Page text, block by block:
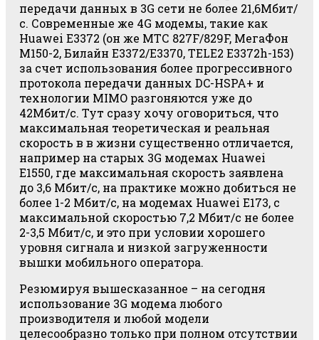
передачи данных в 3G сети не более 21,6Мбит/
с. Современные же 4G модемы, такие как
Huawei E3372 (он же МТС 827F/829F, МегаФон
M150-2, Билайн E3372/E3370, TELE2 E3372h-153)
за счет использования более прогрессивного
протокола передачи данных DC-HSPA+ и
технологии MIMO разгоняются уже до
42Мбит/с. Тут сразу хочу оговориться, что
максимальная теоретическая и реальная
скорость в в жизни существенно отличается,
например на старых 3G модемах Huawei
E1550, где максимальная скорость заявлена
до 3,6 Мбит/с, на практике можно добиться не
более 1-2 Мбит/с, на модемах Huawei E173, с
максимальной скоростью 7,2 Мбит/с не более
2-3,5 Мбит/с, и это при условии хорошего
уровня сигнала и низкой загруженности
вышки мобильного оператора.
Резюмируя вышесказанное – на сегодня
использование 3G модема любого
производителя и любой модели
целесообразно только при полном отсутствии